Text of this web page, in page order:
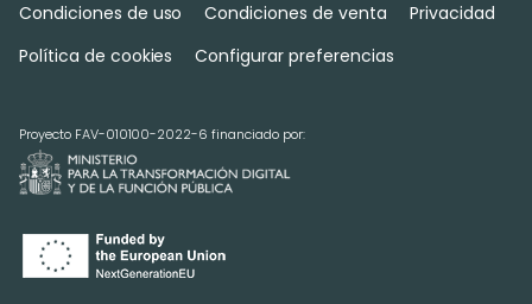
Condiciones de uso
Condiciones de venta
Privacidad
Política de cookies
Configurar preferencias
Proyecto FAV-010100-2022-6 financiado por: